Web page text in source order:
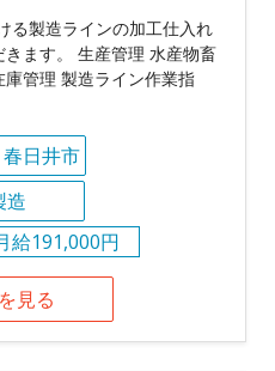
る製造ラインの加工仕入れ
ます。 生産管理 水産物畜
管理 製造ライン作業指
春日井市
造
給191,000円
見る